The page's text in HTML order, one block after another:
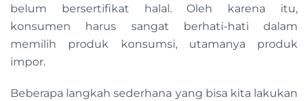
belum bersertifikat halal. Oleh karena itu,
konsumen harus sangat berhati-hati dalam
memilih produk konsumsi, utamanya produk
impor.
Beberapa langkah sederhana yang bisa kita lakukan